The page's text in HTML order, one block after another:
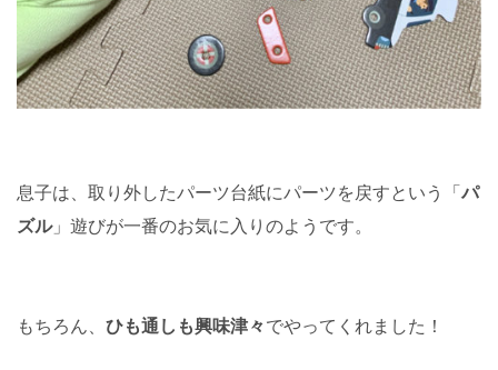
息子は、取り外したパーツ台紙にパーツを戻すという「パ
ズル」遊びが一番のお気に入りのようです。
もちろん、 ひも通しも興味津々でやってくれました！